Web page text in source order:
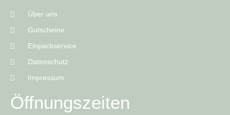
Über uns
Gutscheine
Einpackservice
Datenschutz
Impressum
Öffnungszeiten